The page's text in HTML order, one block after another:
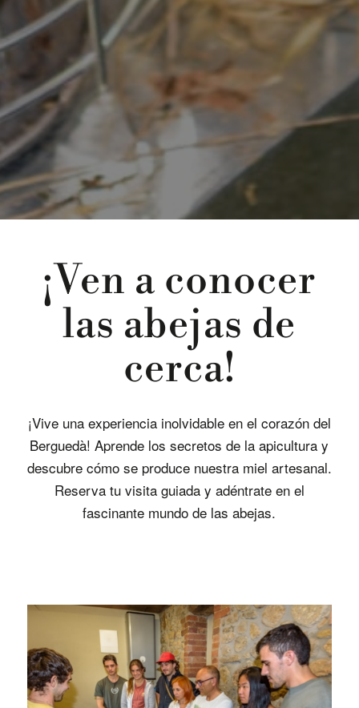
¡Ven a conocer
las abejas de
cerca!
¡Vive una experiencia inolvidable en el corazón del
Berguedà! Aprende los secretos de la apicultura y
descubre cómo se produce nuestra miel artesanal.
Reserva tu visita guiada y adéntrate en el
fascinante mundo de las abejas.